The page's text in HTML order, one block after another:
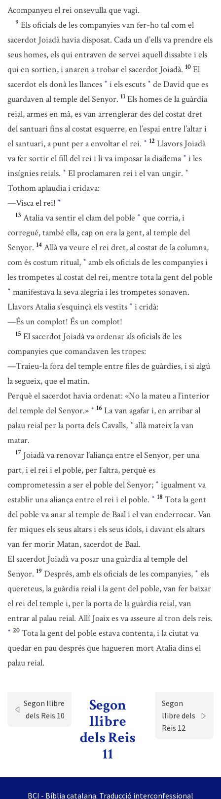
Acompanyeu el rei onsevulla que vagi.
9 Els oficials de les companyies van fer-ho tal com el
sacerdot Joiadà havia disposat. Cada un d’ells va prendre els
seus homes, els qui entraven de servei aquell dissabte i els
qui en sortien, i anaren a trobar el sacerdot Joiadà. 10 El
sacerdot els donà les llances * i els escuts * de David que es
guardaven al temple del Senyor. 11 Els homes de la guàrdia
reial, armes en mà, es van arrenglerar des del costat dret
del santuari fins al costat esquerre, en l’espai entre l’altar i
el santuari, a punt per a envoltar el rei. * 12 Llavors Joiadà
va fer sortir el fill del rei i li va imposar la diadema * i les
insígnies reials. * El proclamaren rei i el van ungir. *
Tothom aplaudia i cridava:
—Visca el rei! *
13 Atalia va sentir el clam del poble * que corria, i
corregué, també ella, cap on era la gent, al temple del
Senyor. 14 Allà va veure el rei dret, al costat de la columna,
com és costum ritual, * amb els oficials de les companyies i
les trompetes al costat del rei, mentre tota la gent del poble
* manifestava la seva alegria i les trompetes sonaven.
Llavors Atalia s’esquinçà els vestits * i cridà:
—És un complot! És un complot!
15 El sacerdot Joiadà va ordenar als oficials de les
companyies que comandaven les tropes:
—Traieu-la fora del temple entre files de guàrdies, i si algú
la segueix, que el matin.
Perquè el sacerdot havia ordenat: «No la mateu a l’interior
del temple del Senyor.» * 16 La van agafar i, en arribar al
palau reial per la porta dels Cavalls, * allà mateix la van
matar.
17 Joiadà va renovar l’aliança entre el Senyor, per una
part, i el rei i el poble, per l’altra, perquè es
comprometessin a ser el poble del Senyor; * igualment va
establir una aliança entre el rei i el poble. * 18 Tota la gent
del poble va anar al temple de Baal i el van enderrocar. Van
fer miques els seus altars i els seus ídols, i davant els altars
van fer morir Matan, sacerdot de Baal.
El sacerdot Joiadà va posar una guàrdia al temple del
Senyor. 19 Després, amb els oficials de les companyies, * els
quereteus, la guàrdia reial i la gent del poble, van fer baixar
el rei del temple i, per la porta de la guàrdia reial, van
entrar al palau reial. Allí Joaix es va asseure al tron dels reis.
* 20 Tota la gent del poble estava contenta, i la ciutat va
quedar en pau després que hagueren mort Atalia dins el
palau reial.
Segon llibre
dels Reis 10
Segon
llibre
dels Reis
11
Segon
llibre dels
Reis 12
BCI - Bíblia catalana. Traducció interconfessional